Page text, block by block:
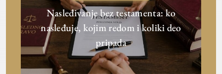
Nasleđivanje bez testamenta: ko
nasleđuje, kojim redom i koliki deo
pripada